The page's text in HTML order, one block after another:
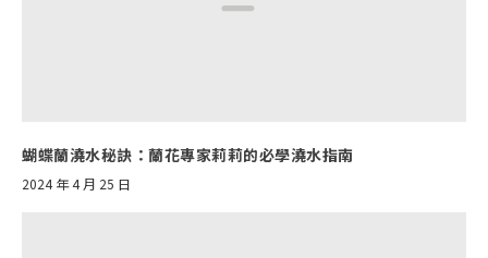
蝴蝶蘭澆水秘訣：蘭花專家莉莉的必學澆水指南
2024 年 4 月 25 日